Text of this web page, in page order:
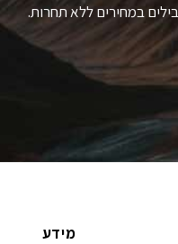
במחירים ללא תחרות.
מידע